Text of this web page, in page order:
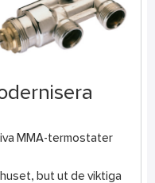
MMA-termostater
but ut de viktiga